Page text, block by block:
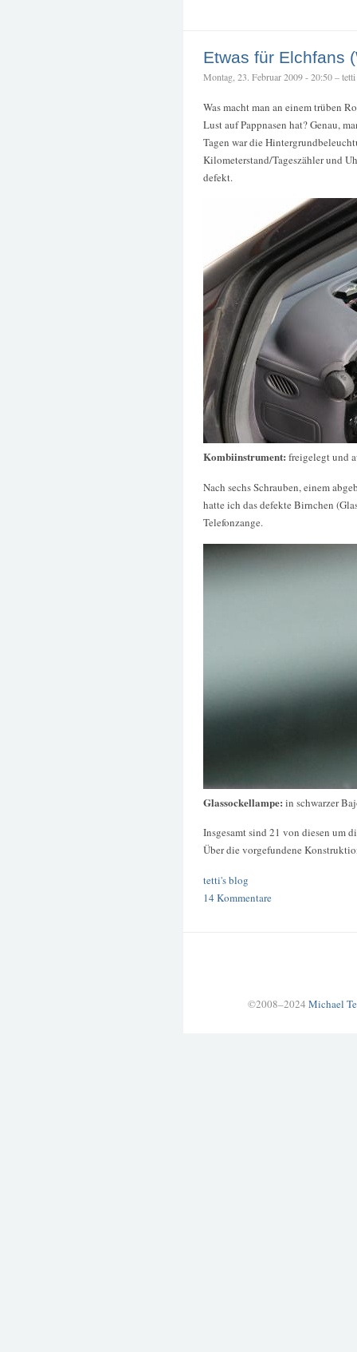
Etwas für Elchfans
Montag, 23. Februar 2009 - 20:50 – tetti
Was macht man an einem trüben
Lust auf Pappnasen hat? Genau,
Tagen war die
Kilometerstand/Tageszähler und
defekt.
Kombiinstrument: freigelegt und
Nach sechs Schrauben, einem
hatte ich das defekte Birnchen
Telefonzange.
Glassockellampe: in schwarzer
Insgesamt sind 21 von diesen um
Über die vorgefundene
tetti's blog
14 Kommentare
©2008–2024 Michael